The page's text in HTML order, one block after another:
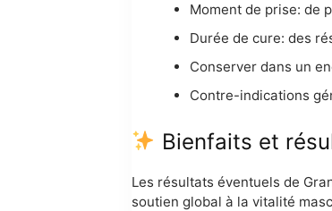
Moment de prise: de
Durée de cure: des
Conserver dans un
Contre-indications
Bienfaits et
Les résultats éventuels de
soutien global à la vitalité